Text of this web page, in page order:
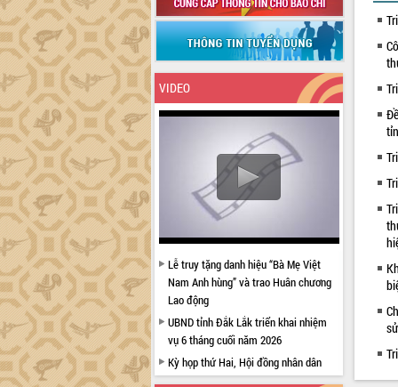
VIDEO
Lễ truy tặng danh hiệu “Bà Mẹ Việt
Nam Anh hùng” và trao Huân chương
Lao động
UBND tỉnh Đắk Lắk triển khai nhiệm
vụ 6 tháng cuối năm 2026
Kỳ họp thứ Hai, Hội đồng nhân dân
tỉnh khóa XI quyết nghị nhiều nội dung